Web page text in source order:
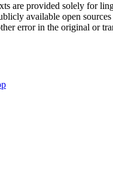
are provided solely for
available open
error in the original or